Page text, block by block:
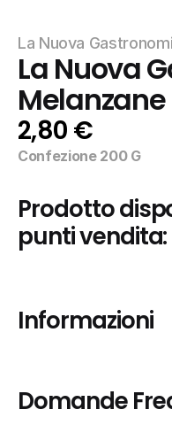
La Nuova
La Nuova
2,80 €
Confezione 200 G
Prodotto
punti vendita:
Informazioni
Domande